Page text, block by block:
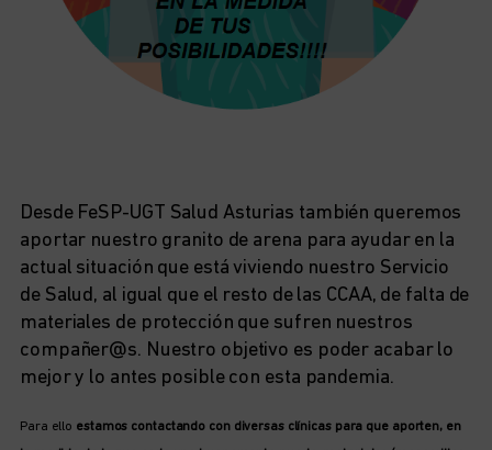
Desde FeSP-UGT Salud Asturias también queremos
aportar nuestro granito de arena para ayudar en la
actual situación que está viviendo nuestro Servicio
de Salud, al igual que el resto de las CCAA, de falta de
materiales de protección que sufren nuestros
compañer@s. Nuestro objetivo es poder acabar lo
mejor y lo antes posible con esta pandemia.
Para ello estamos contactando con diversas clínicas para que aporten, en